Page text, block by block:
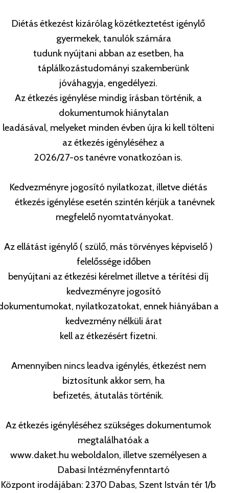
Diétás étkezést kizárólag közétkeztetést igénylő
gyermekek, tanulók számára
tudunk nyújtani abban az esetben, ha
táplálkozástudományi szakemberünk
jóváhagyja, engedélyezi.
Az étkezés igénylése mindig írásban történik, a
dokumentumok hiánytalan
leadásával, melyeket minden évben újra ki kell tölteni
az étkezés igényléséhez a
2026/27-os tanévre vonatkozóan is.
Kedvezményre jogosító nyilatkozat, illetve diétás
étkezés igénylése esetén szintén kérjük a tanévnek
megfelelő nyomtatványokat.
Az ellátást igénylő ( szülő, más törvényes képviselő )
felelőssége időben
benyújtani az étkezési kérelmet illetve a térítési díj
kedvezményre jogosító
nyilatkozatokat, ennek hiányában a
kedvezmény nélküli árat
kell az étkezésért fizetni.
Amennyiben nincs leadva igénylés, étkezést nem
biztosítunk akkor sem, ha
befizetés, átutalás történik.
Az étkezés igényléséhez szükséges dokumentumok
megtalálhatóak a
www.daket.hu weboldalon, illetve személyesen a
Dabasi Intézményfenntartó
Központ irodájában: 2370 Dabas, Szent István tér 1/b